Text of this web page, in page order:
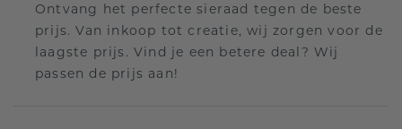
Ontvang het perfecte sieraad tegen de beste
prijs. Van inkoop tot creatie, wij zorgen voor de
laagste prijs. Vind je een betere deal? Wij
passen de prijs aan!